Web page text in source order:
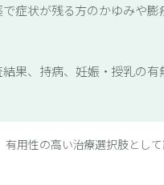
症状が残る方のかゆみや
果、持病、妊娠・授乳の有
用性の高い治療選択肢とし